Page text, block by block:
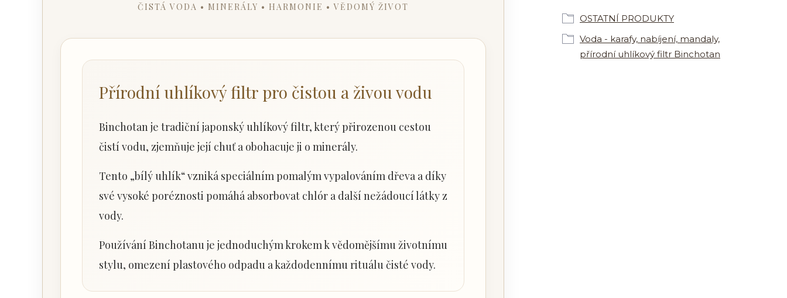
ČISTÁ VODA • MINERÁLY • HARMONIE • VĚDOMÝ ŽIVOT
Přírodní uhlíkový filtr pro čistou a živou vodu
Binchotan je tradiční japonský uhlíkový filtr, který přirozenou cestou
čistí vodu, zjemňuje její chuť a obohacuje ji o minerály.
Tento „bílý uhlík“ vzniká speciálním pomalým vypalováním dřeva a díky
své vysoké poréznosti pomáhá absorbovat chlór a další nežádoucí látky z
vody.
Používání Binchotanu je jednoduchým krokem k vědomějšímu životnímu
stylu, omezení plastového odpadu a každodennímu rituálu čisté vody.
OSTATNÍ PRODUKTY
Voda - karafy, nabíjení, mandaly,
přírodní uhlíkový filtr Binchotan